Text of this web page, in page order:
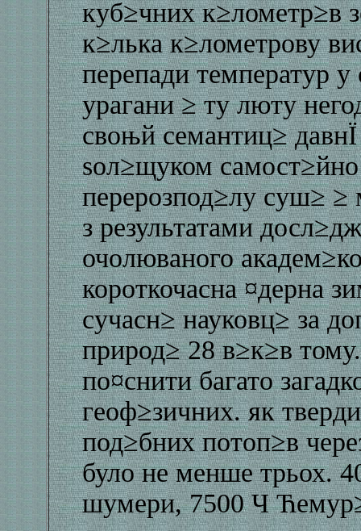
куб≥чних к≥лометр≥в
к≥лька к≥лометрову
перепади температур
урагани ≥ ту люту
своњй семантиц≥
ѕол≥щуком
перерозпод≥лу суш≥ ≥
з результатами
очолюваного
короткочасна ¤дерна
сучасн≥ науковц≥ за
природ≥ 28 в≥к≥в
по¤снити багато
геоф≥зичних. як
под≥бних потоп≥в
було не менше трьох.
шумери, 7500 Ч